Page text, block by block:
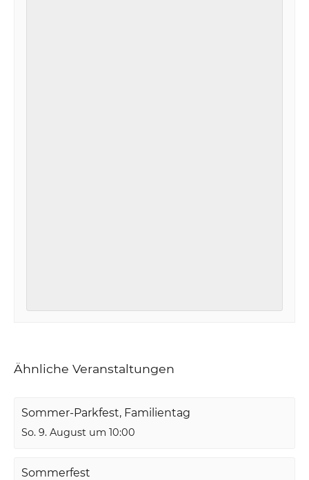
Ähnliche Veranstaltungen
Sommer-Parkfest, Familientag
So. 9. August um 10:00
Sommerfest